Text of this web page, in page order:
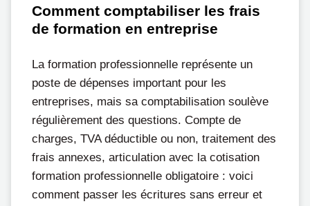
Comment comptabiliser les frais
de formation en entreprise
La formation professionnelle représente un
poste de dépenses important pour les
entreprises, mais sa comptabilisation soulève
régulièrement des questions. Compte de
charges, TVA déductible ou non, traitement des
frais annexes, articulation avec la cotisation
formation professionnelle obligatoire : voici
comment passer les écritures sans erreur et